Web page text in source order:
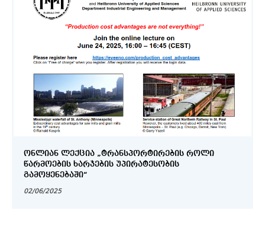
ᲝᲜᲚᲘᲐᲜ ᲚᲔᲥᲪᲘᲐ „ᲢᲠᲐᲜᲡᲞᲝᲠᲢᲘᲠᲔᲑᲘᲡ ᲠᲝᲚᲘ
ᲬᲐᲠᲛᲝᲔᲑᲘᲡ ᲮᲐᲠᲯᲔᲑᲘᲡ ᲣᲞᲘᲠᲐᲢᲔᲡᲝᲑᲘᲡ
ᲒᲐᲛᲝᲧᲔᲜᲔᲑᲐᲨᲘ“
02/06/2025